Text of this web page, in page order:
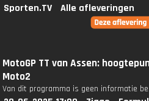
Sporten.TV
Alle afleveringen
MotoGP TT van Assen:
Moto2
Van dit programma is geen informatie